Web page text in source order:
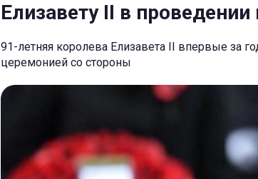
Елизавету ІІ в
91-летняя королева Елизавета II впервые за
церемонией со стороны